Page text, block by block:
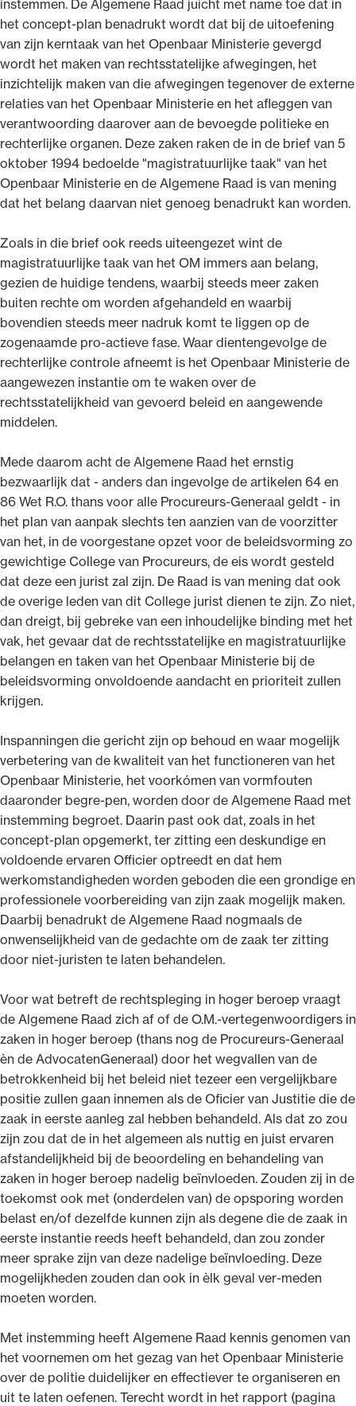
instemmen. De Algemene Raad juicht met name toe dat in
het concept-plan benadrukt wordt dat bij de uitoefening
van zijn kerntaak van het Openbaar Ministerie gevergd
wordt het maken van rechtsstatelijke afwegingen, het
inzichtelijk maken van die afwegingen tegenover de externe
relaties van het Openbaar Ministerie en het afleggen van
verantwoording daarover aan de bevoegde politieke en
rechterlijke organen. Deze zaken raken de in de brief van 5
oktober 1994 bedoelde "magistratuurlijke taak" van het
Openbaar Ministerie en de Algemene Raad is van mening
dat het belang daarvan niet genoeg benadrukt kan worden.
Zoals in die brief ook reeds uiteengezet wint de
magistratuurlijke taak van het OM immers aan belang,
gezien de huidige tendens, waarbij steeds meer zaken
buiten rechte om worden afgehandeld en waarbij
bovendien steeds meer nadruk komt te liggen op de
zogenaamde pro-actieve fase. Waar dientengevolge de
rechterlijke controle afneemt is het Openbaar Ministerie de
aangewezen instantie om te waken over de
rechtsstatelijkheid van gevoerd beleid en aangewende
middelen.
Mede daarom acht de Algemene Raad het ernstig
bezwaarlijk dat - anders dan ingevolge de artikelen 64 en
86 Wet R.O. thans voor alle Procureurs-Generaal geldt - in
het plan van aanpak slechts ten aanzien van de voorzitter
van het, in de voorgestane opzet voor de beleidsvorming zo
gewichtige College van Procureurs, de eis wordt gesteld
dat deze een jurist zal zijn. De Raad is van mening dat ook
de overige leden van dit College jurist dienen te zijn. Zo niet,
dan dreigt, bij gebreke van een inhoudelijke binding met het
vak, het gevaar dat de rechtsstatelijke en magistratuurlijke
belangen en taken van het Openbaar Ministerie bij de
beleidsvorming onvoldoende aandacht en prioriteit zullen
krijgen.
Inspanningen die gericht zijn op behoud en waar mogelijk
verbetering van de kwaliteit van het functioneren van het
Openbaar Ministerie, het voorkómen van vormfouten
daaronder begre-pen, worden door de Algemene Raad met
instemming begroet. Daarin past ook dat, zoals in het
concept-plan opgemerkt, ter zitting een deskundige en
voldoende ervaren Officier optreedt en dat hem
werkomstandigheden worden geboden die een grondige en
professionele voorbereiding van zijn zaak mogelijk maken.
Daarbij benadrukt de Algemene Raad nogmaals de
onwenselijkheid van de gedachte om de zaak ter zitting
door niet-juristen te laten behandelen.
Voor wat betreft de rechtspleging in hoger beroep vraagt
de Algemene Raad zich af of de O.M.-vertegenwoordigers in
zaken in hoger beroep (thans nog de Procureurs-Generaal
èn de AdvocatenGeneraal) door het wegvallen van de
betrokkenheid bij het beleid niet tezeer een vergelijkbare
positie zullen gaan innemen als de Oficier van Justitie die de
zaak in eerste aanleg zal hebben behandeld. Als dat zo zou
zijn zou dat de in het algemeen als nuttig en juist ervaren
afstandelijkheid bij de beoordeling en behandeling van
zaken in hoger beroep nadelig beïnvloeden. Zouden zij in de
toekomst ook met (onderdelen van) de opsporing worden
belast en/of dezelfde kunnen zijn als degene die de zaak in
eerste instantie reeds heeft behandeld, dan zou zonder
meer sprake zijn van deze nadelige beïnvloeding. Deze
mogelijkheden zouden dan ook in èlk geval ver-meden
moeten worden.
Met instemming heeft Algemene Raad kennis genomen van
het voornemen om het gezag van het Openbaar Ministerie
over de politie duidelijker en effectiever te organiseren en
uit te laten oefenen. Terecht wordt in het rapport (pagina